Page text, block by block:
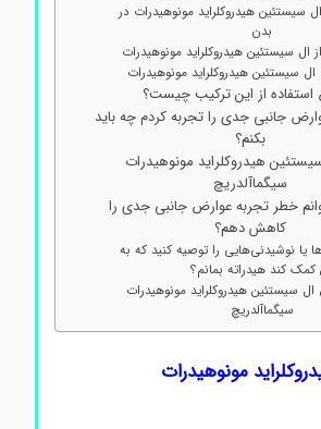
هیدروکلراید مونوهیدرات در
سیستئین هیدروکلراید مونوهیدرات
هیدروکلراید مونوهیدرات
از این ترکیب چیست؟
جانبی جدی را تجربه کردم چه باید
بکنم؟
هیدروکلراید مونوهیدرات
سیگماآلدریچ
خطر تجربه عوارض جانبی جدی را
کاهش دهم؟
نوشیدنی‌هایی را توصیه کنید که به
کند هیدراته بمانم؟
هیدروکلراید مونوهیدرات
سیگماآلدریچ
مونوهیدرات